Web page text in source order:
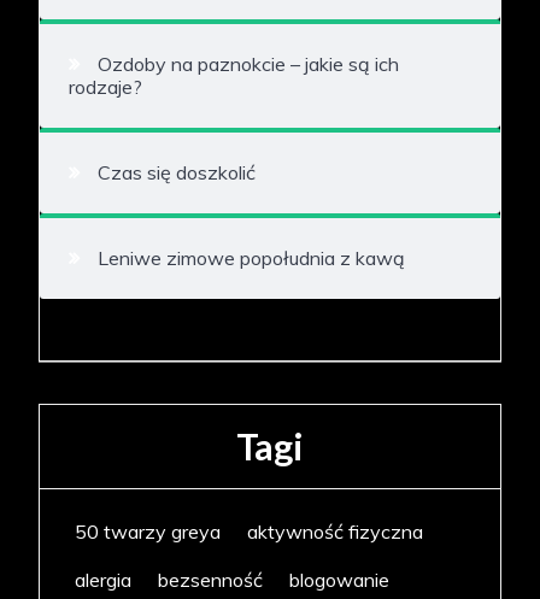
Ozdoby na paznokcie – jakie są ich
rodzaje?
Czas się doszkolić
Leniwe zimowe popołudnia z kawą
Tagi
50 twarzy greya
aktywność fizyczna
alergia
bezsenność
blogowanie